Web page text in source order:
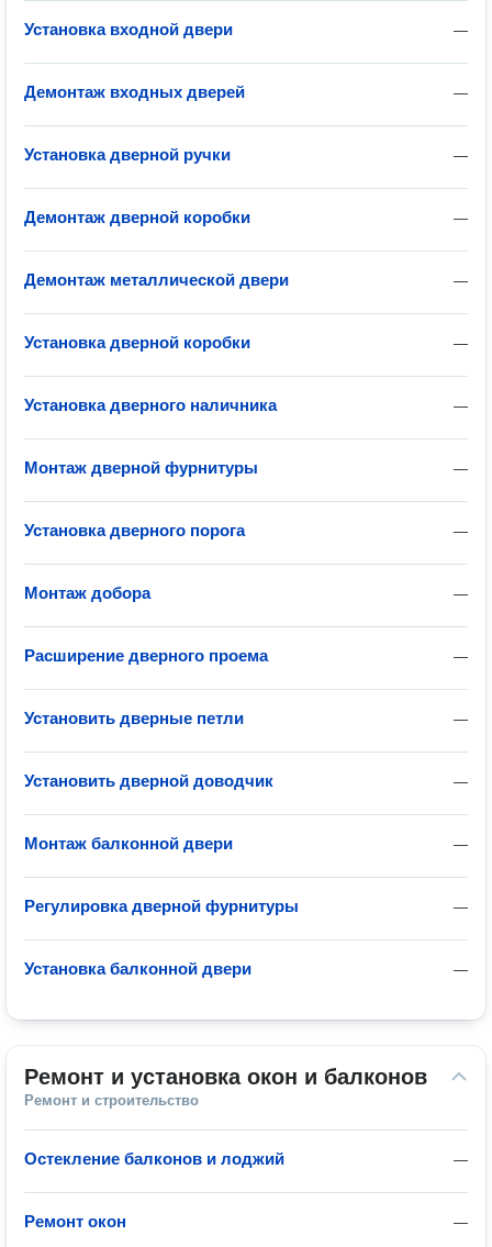
—
Установка входной двери
—
Демонтаж входных дверей
—
Установка дверной ручки
—
Демонтаж дверной коробки
—
Демонтаж металлической двери
—
Установка дверной коробки
—
Установка дверного наличника
—
Монтаж дверной фурнитуры
—
Установка дверного порога
—
Монтаж добора
—
Расширение дверного проема
—
Установить дверные петли
—
Установить дверной доводчик
—
Монтаж балконной двери
—
Регулировка дверной фурнитуры
—
Установка балконной двери
Ремонт и установка окон и балконов
Ремонт и строительство
—
Остекление балконов и лоджий
—
Ремонт окон